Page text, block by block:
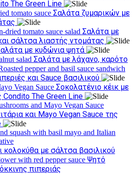
The Green Line
Σαλάτα ζυμαρικών με
Σαλάτα με
σάλτσα λιαστής ντομάτας
με κυδώνια ψητά
Σαλάτα με λάχανο, καρότο
και Sauce βασιλικού
Σοκολατένιο κέικ με
Condito The Green Line
και Mayo Vegan Sauce της
με σάλτσα βασιλικού
Ψητό
πιπεριάς